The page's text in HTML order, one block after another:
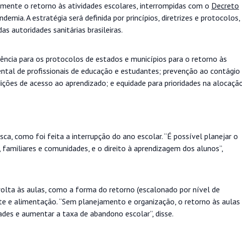
o retorno às atividades escolares, interrompidas com o Decreto
A estratégia será definida por princípios, diretrizes e protocolos,
autoridades sanitárias brasileiras.
para os protocolos de estados e municípios para o retorno às
de profissionais de educação e estudantes; prevenção ao contágio
de acesso ao aprendizado; e equidade para prioridades na
como foi feita a interrupção do ano escolar. “É possível planejar o
e comunidades, e o direito à aprendizagem dos alunos”,
às aulas, como a forma do retorno (escalonado por nível de
alimentação. “Sem planejamento e organização, o retorno às aulas
e aumentar a taxa de abandono escolar”, disse.